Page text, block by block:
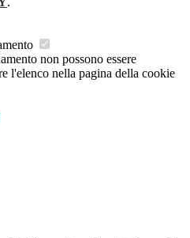
non possono essere
l'elenco nella pagina della cookie